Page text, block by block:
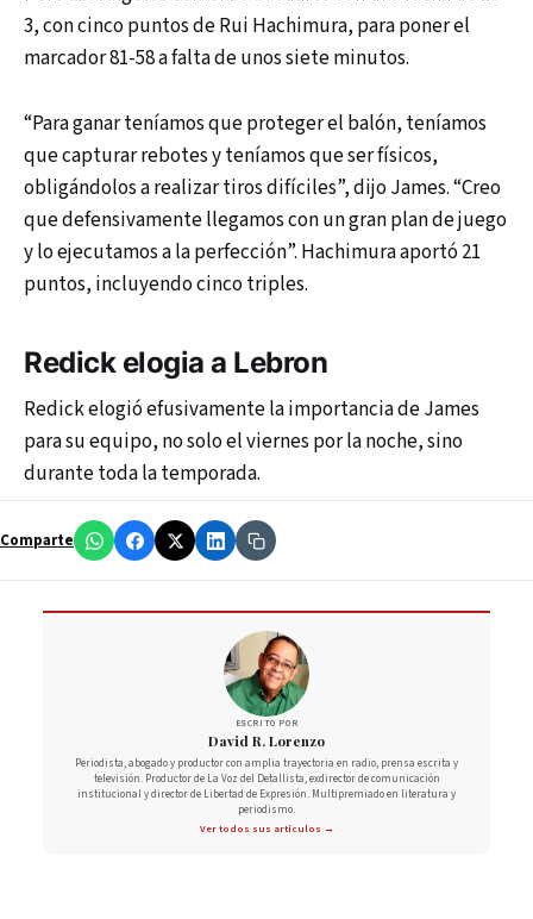
3, con cinco puntos de Rui Hachimura, para poner el
marcador 81-58 a falta de unos siete minutos.
“Para ganar teníamos que proteger el balón, teníamos
que capturar rebotes y teníamos que ser físicos,
obligándolos a realizar tiros difíciles”, dijo James. “Creo
que defensivamente llegamos con un gran plan de juego
y lo ejecutamos a la perfección”. Hachimura aportó 21
puntos, incluyendo cinco triples.
Redick elogia a Lebron
Redick elogió efusivamente la importancia de James
para su equipo, no solo el viernes por la noche, sino
durante toda la temporada.
Comparte
ESCRITO POR
David R. Lorenzo
Periodista, abogado y productor con amplia trayectoria en radio, prensa escrita y
televisión. Productor de La Voz del Detallista, exdirector de comunicación
institucional y director de Libertad de Expresión. Multipremiado en literatura y
periodismo.
Ver todos sus artículos →